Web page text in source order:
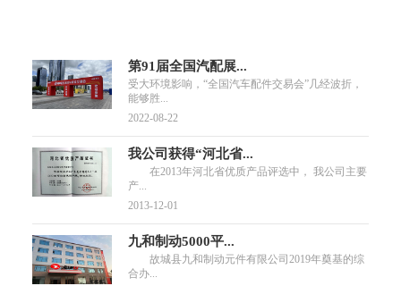
第91届全国汽配展...
受大环境影响，“全国汽车配件交易会”几经波折，
能够胜...
2022-08-22
我公司获得“河北省...
在2013年河北省优质产品评选中， 我公司主要
产...
2013-12-01
九和制动5000平...
故城县九和制动元件有限公司2019年奠基的综
合办...